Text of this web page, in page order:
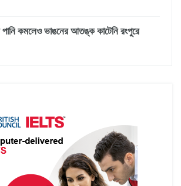
পানি কমলেও ভাঙনের আতঙ্ক কাটেনি রংপুরে